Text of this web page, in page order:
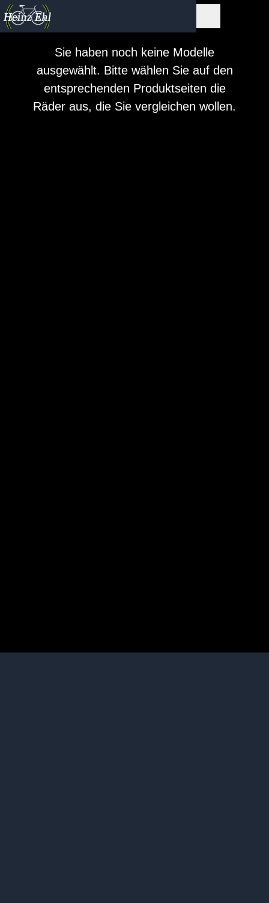
Sie haben noch keine Modelle
ausgewählt. Bitte wählen Sie auf den
entsprechenden Produktseiten die
Räder aus, die Sie vergleichen wollen.